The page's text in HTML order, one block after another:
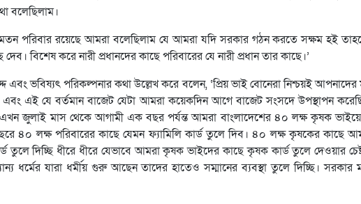
বলেছিলাম।
মতন পরিবার রয়েছে আমরা বলেছিলাম যে আমরা যদি সরকার গঠন করতে সক্ষম হই
বিশেষ করে নারী প্রধানদের কাছে পরিবারের যে নারী প্রধান তার কাছে।’
এবং ভবিষ্যৎ পরিকল্পনার কথা উল্লেখ করে বলেন, ‘প্রিয় ভাই বোনেরা নিশ্চয়ই
এই যে বর্তমান বাজেট যেটা আমরা কয়েকদিন আগে বাজেট সংসদে উপস্থাপন
জুলাই মাস থেকে আগামী এক বছর পর্যন্ত আমরা বাংলাদেশের ৪০ লক্ষ কৃষক
৪০ লক্ষ পরিবারের কাছে যেমন ফ্যামিলি কার্ড তুলে দিব। ৪০ লক্ষ কৃষকের কাছে
তুলে দিচ্ছি ধীরে ধীরে যেভাবে আমরা কৃষক ভাইদের কাছে কৃষক কার্ড তুলে দেওয়ার
ধর্মের যারা ধর্মীয় গুরু আছেন তাদের হাতেও সম্মানের ব্যবস্থা তুলে দিচ্ছি। সরকার